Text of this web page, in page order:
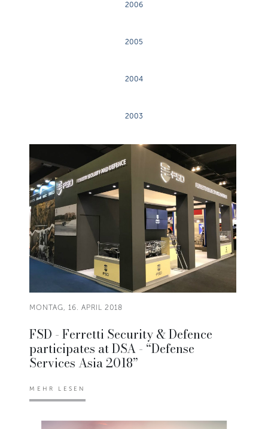
2006
2005
2004
2003
MONTAG, 16. APRIL 2018
FSD - Ferretti Security & Defence
participates at DSA - “Defense
Services Asia 2018”
MEHR LESEN